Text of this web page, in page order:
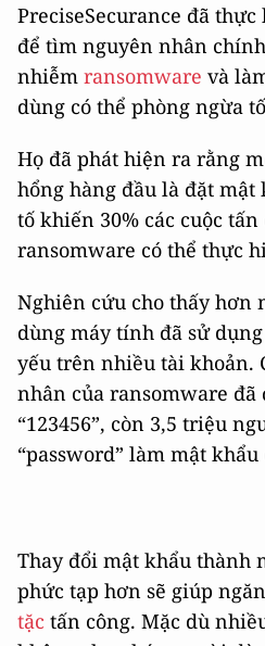
PreciseSecurance đã
để tìm nguyên nhân
nhiễm ransomware và
dùng có thể phòng ngừa
Họ đã phát hiện ra rằng
hổng hàng đầu là đặt
tố khiến 30% các cuộc tấn
ransomware có thể thực
Nghiên cứu cho thấy hơn
dùng máy tính đã sử
yếu trên nhiều tài khoản.
nhân của ransomware đã
“123456”, còn 3,5 triệu
“password” làm mật
Thay đổi mật khẩu thành
phức tạp hơn sẽ giúp
tặc tấn công. Mặc dù